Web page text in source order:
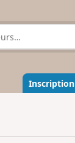
Inscription